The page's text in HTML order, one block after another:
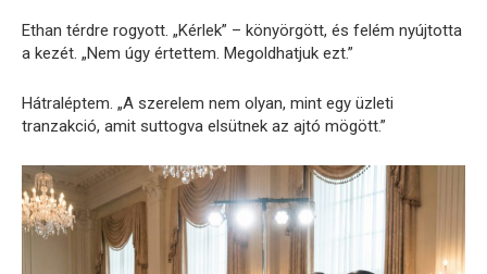
Ethan térdre rogyott. „Kérlek” – könyörgött, és felém nyújtotta
a kezét. „Nem úgy értettem. Megoldhatjuk ezt.”
Hátraléptem. „A szerelem nem olyan, mint egy üzleti
tranzakció, amit suttogva elsütnek az ajtó mögött.”